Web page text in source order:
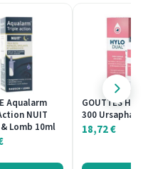
Aqualarm
NUIT
Lomb 10ml
GOUTTES Hylo
300 Ursapharm
18,72€